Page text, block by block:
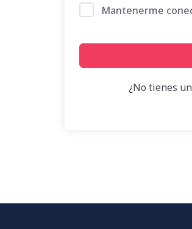
Mantenerme
¿No tienes